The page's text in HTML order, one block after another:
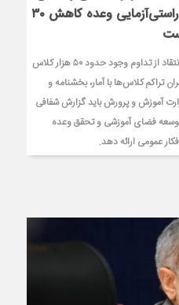
حل نمی‌شود! / مهرماه زمان راستی‌آزمایی وعده کاهش ۳۰
نایب‌رئیس کمیسیون آموزش مجلس با انتقاد از تداوم وجود حدود ۵۰ هزار کلاس
گفت: بحران تراکم کلاس‌ها با آمار، بخشنامه و
آموزش و پرورش باید گزارش شفافی
توسعه فضای آموزشی و تحقق وعده
عمومی ارائه دهد.